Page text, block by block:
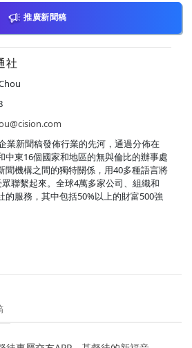
推廣新聞稿
社
業新聞稿發佈行業的先河，通過分佈在
中東16個國家和地區的無與倫比的辦事處
聞機構之間的獨特關係，用40多種語言將
聯繫起來。全球4萬多家公司、組織和
的服務，其中包括50%以上的財富500強